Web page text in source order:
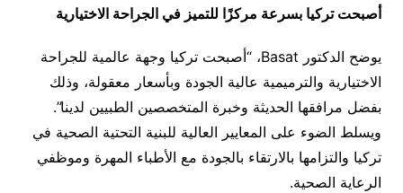
أصبحت تركيا بسرعة مركزًا للتميز في الجراحة الاختيارية
يوضح الدكتور Basat، “أصبحت تركيا وجهة عالمية للجراحة
الاختيارية والترميمية عالية الجودة وبأسعار معقولة، وذلك
بفضل مرافقها الحديثة وخبرة المتخصصين الطبيين لدينا”.
ويسلط الضوء على المعايير العالية للبنية التحتية الصحية في
تركيا والتزامها بالارتقاء بالجودة مع الأطباء المهرة وموظفي
الرعاية الصحية.